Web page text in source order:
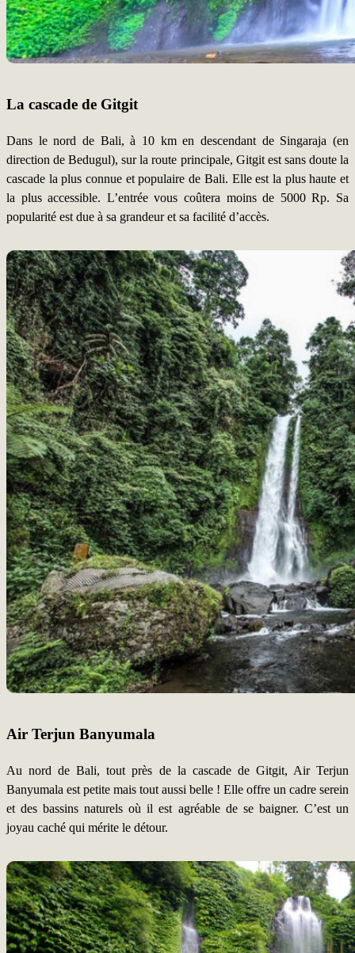
La cascade de Gitgit
Dans le nord de Bali, à 10 km en descendant de Singaraja (en
direction de Bedugul), sur la route principale, Gitgit est sans doute la
cascade la plus connue et populaire de Bali. Elle est la plus haute et
la plus accessible. L’entrée vous coûtera moins de 5000 Rp. Sa
popularité est due à sa grandeur et sa facilité d’accès.
Air Terjun Banyumala
Au nord de Bali, tout près de la cascade de Gitgit, Air Terjun
Banyumala est petite mais tout aussi belle ! Elle offre un cadre serein
et des bassins naturels où il est agréable de se baigner. C’est un
joyau caché qui mérite le détour.